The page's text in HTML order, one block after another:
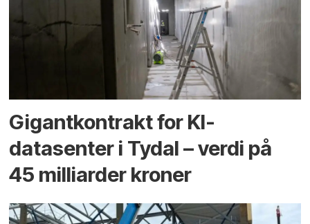
Gigantkontrakt for KI-
datasenter i Tydal – verdi på
45 milliarder kroner